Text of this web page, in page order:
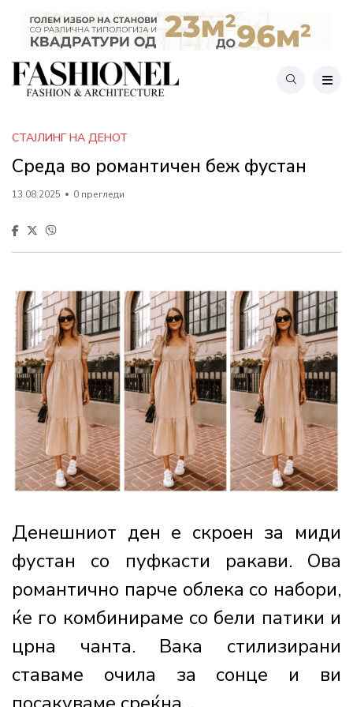
СТАЈЛИНГ НА ДЕНОТ
Среда во романтичен беж фустан
13.08.2025 0 прегледи
Денешниот ден е скроен за миди
фустан со пуфкасти ракави. Ова
романтично парче облека со набори,
ќе го комбинираме со бели патики и
црна чанта. Вака стилизирани
ставаме очила за сонце и ви